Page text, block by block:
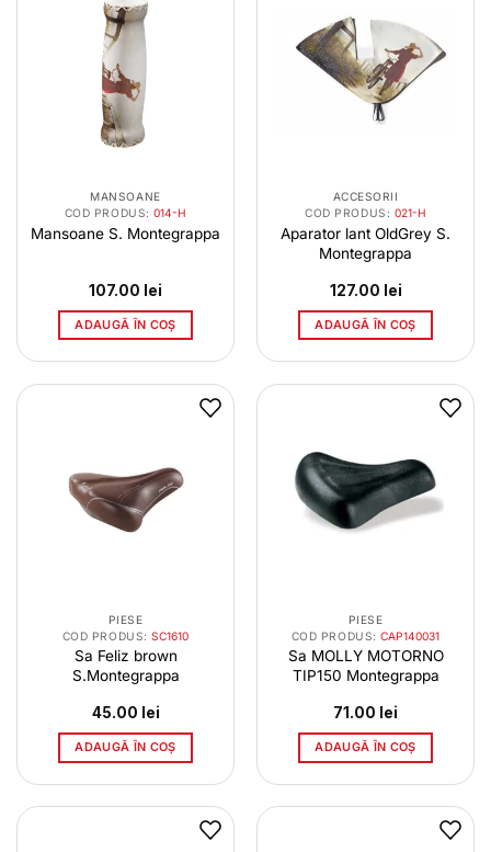
MANSOANE
COD PRODUS:014-H
Mansoane S. Montegrappa
107.00 lei
ADAUGĂ ÎN COȘ
ACCESORII
COD PRODUS: 021-H
Aparator lant OldGrey S.
Montegrappa
127.00 lei
ADAUGĂ ÎN COȘ
PIESE
COD PRODUS:SC1610
Sa Feliz brown
S.Montegrappa
45.00 lei
ADAUGĂ ÎN COȘ
PIESE
COD PRODUS:CAP140031
Sa MOLLY MOTORNO
TIP150 Montegrappa
71.00 lei
ADAUGĂ ÎN COȘ